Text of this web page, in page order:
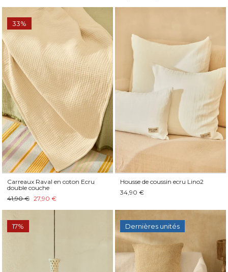
33%
Carreaux Raval en coton Ecru
double couche
41,90 € 27,90 €
Housse de coussin ecru Lino2
34,90 €
17% Dernières unités